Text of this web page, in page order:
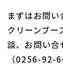
まずはお問い
クリーンブー
談、お問い合
（0256-92-